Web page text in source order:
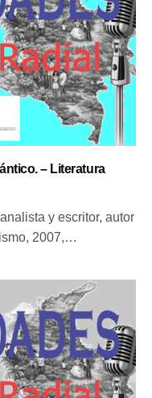
– Literatura
y escritor, autor
2007,…